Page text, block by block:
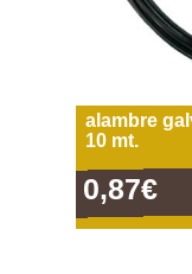
alambre
10 mt.
0,87€